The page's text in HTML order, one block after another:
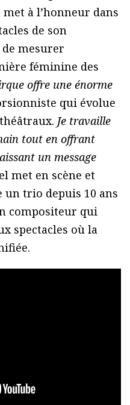
à l’honneur dans
de son
mesurer
féminine des
offre une énorme
qui évolue
Je travaille
tout en offrant
un message
met en scène et
un trio depuis 10 ans
compositeur qui
spectacles où la